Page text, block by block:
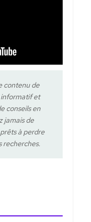
contenu de
et
conseils en
jamais de
à perdre
recherches.